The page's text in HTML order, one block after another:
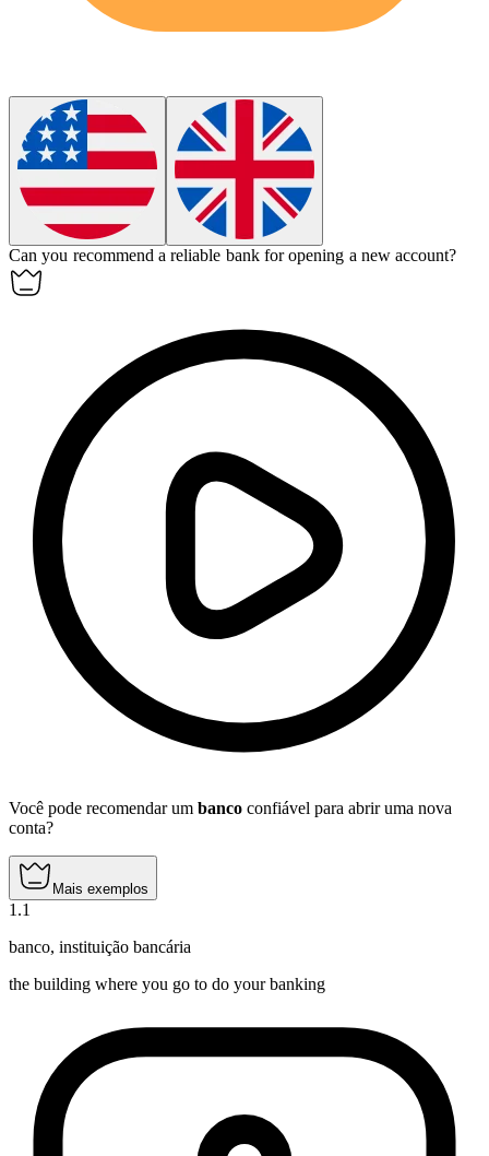
Can you recommend a reliable bank for opening a new account?
Você pode recomendar um banco confiável para abrir uma nova
conta?
Mais exemplos
1 .1
banco, instituição bancária
the building where you go to do your banking